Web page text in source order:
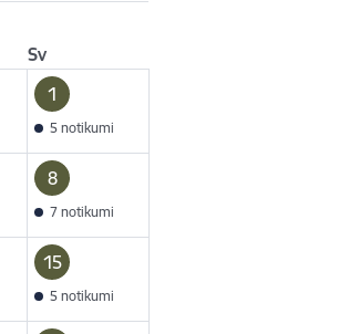
Sv
1
5 notikumi
8
7 notikumi
15
5 notikumi